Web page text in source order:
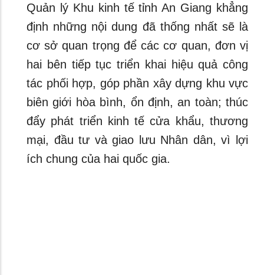
Quản lý Khu kinh tế tỉnh An Giang khẳng
định những nội dung đã thống nhất sẽ là
cơ sở quan trọng để các cơ quan, đơn vị
hai bên tiếp tục triển khai hiệu quả công
tác phối hợp, góp phần xây dựng khu vực
biên giới hòa bình, ổn định, an toàn; thúc
đẩy phát triển kinh tế cửa khẩu, thương
mại, đầu tư và giao lưu Nhân dân, vì lợi
ích chung của hai quốc gia.